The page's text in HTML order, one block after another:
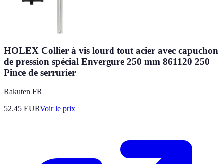
HOLEX Collier à vis lourd tout acier avec capuchon
de pression spécial Envergure 250 mm 861120 250
Pince de serrurier
Rakuten FR
52.45 EURVoir le prix